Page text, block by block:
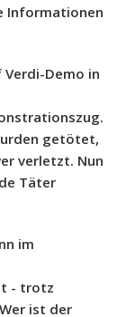
Informationen
Demo in
getötet,
verletzt. Nun
Täter
im
- trotz
ist der